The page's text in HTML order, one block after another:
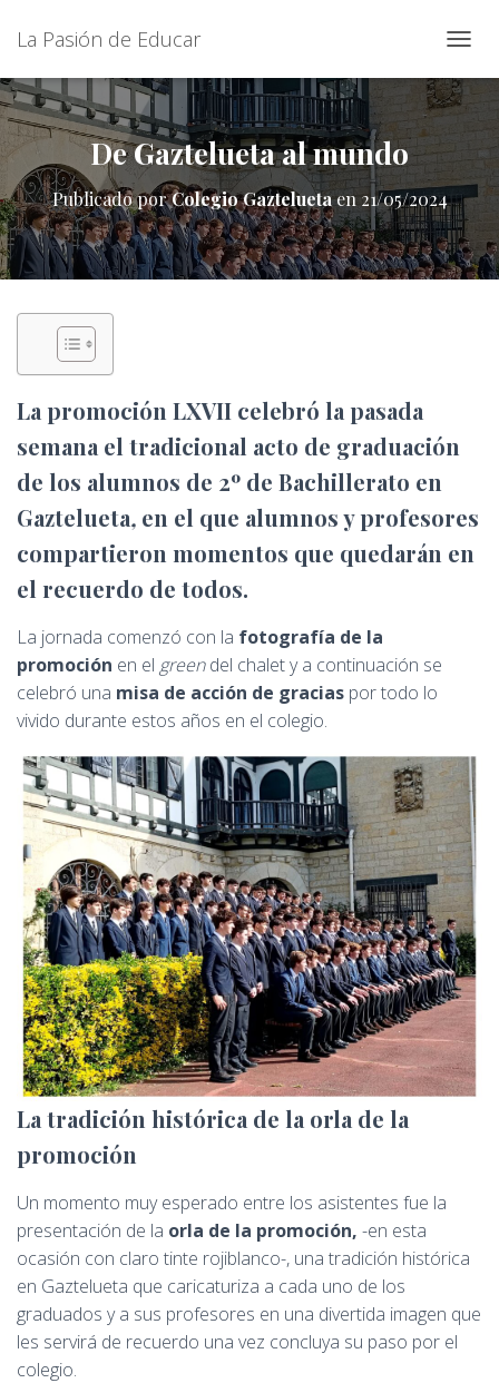
La Pasión de Educar
A
M
R
M
O
D
O
C
N
De Gaztelueta al mundo
Publicado porColegio Gazteluetaen 21/05/2024
La promoción LXVII celebró la pasada
semana el tradicional acto de graduación
de los alumnos de 2º de Bachillerato en
Gaztelueta, en el que alumnos y profesores
compartieron momentos que quedarán en
el recuerdo de todos.
La jornada comenzó con la fotografía de la
promoción en el green del chalet y a continuación se
celebró una misa de acción de gracias por todo lo
vivido durante estos años en el colegio.
La tradición histórica de la orla de la
promoción
Un momento muy esperado entre los asistentes fue la
presentación de la orla de la promoción, -en esta
ocasión con claro tinte rojiblanco-, una tradición histórica
en Gaztelueta que caricaturiza a cada uno de los
graduados y a sus profesores en una divertida imagen que
les servirá de recuerdo una vez concluya su paso por el
colegio.